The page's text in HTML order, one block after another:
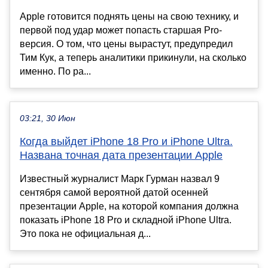
Apple готовится поднять цены на свою технику, и
первой под удар может попасть старшая Pro-
версия. О том, что цены вырастут, предупредил
Тим Кук, а теперь аналитики прикинули, на сколько
именно. По ра...
03:21, 30 Июн
Когда выйдет iPhone 18 Pro и iPhone Ultra.
Названа точная дата презентации Apple
Известный журналист Марк Гурман назвал 9
сентября самой вероятной датой осенней
презентации Apple, на которой компания должна
показать iPhone 18 Pro и складной iPhone Ultra.
Это пока не официальная д...